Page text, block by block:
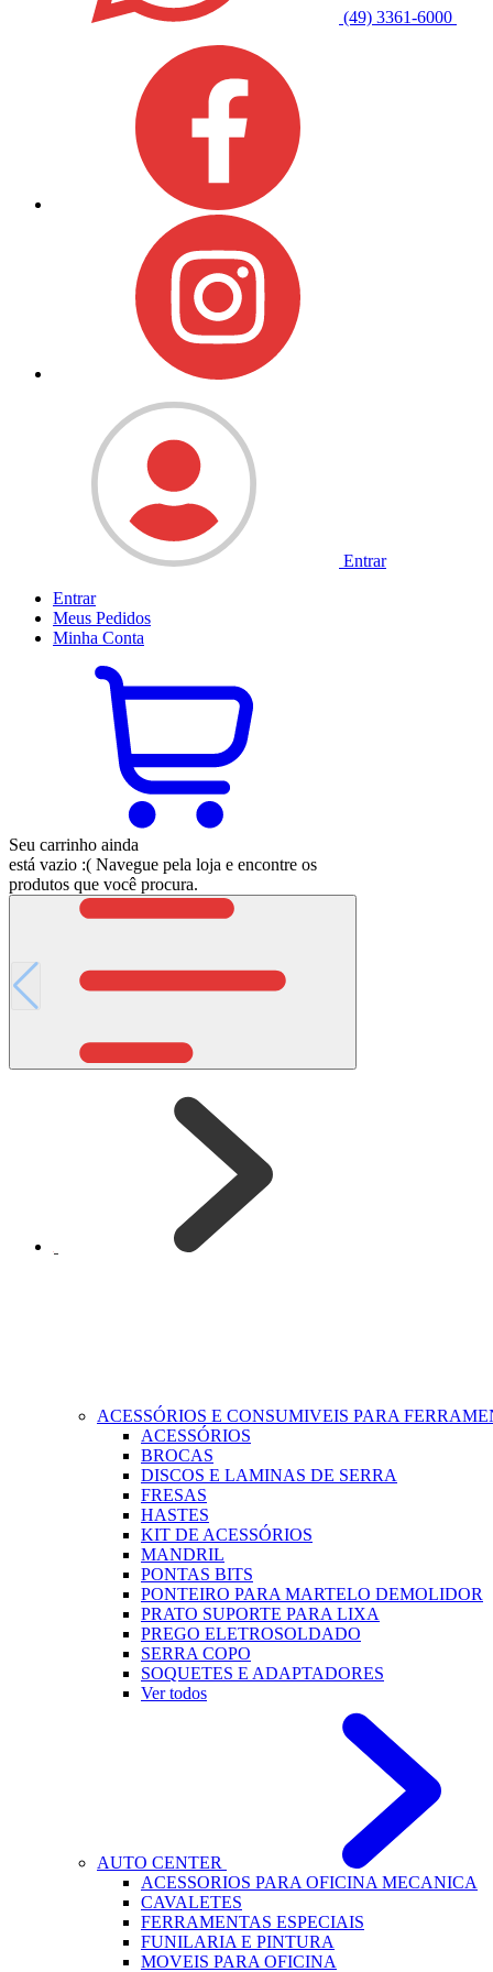
(49) 3361-6000
Entrar
Entrar
Meus Pedidos
Minha Conta
Seu carrinho ainda
está vazio :( Navegue pela loja e encontre os
produtos que você procura.
ACESSÓRIOS E CONSUMIVEIS PARA
ACESSÓRIOS
BROCAS
DISCOS E LAMINAS DE SERRA
FRESAS
HASTES
KIT DE ACESSÓRIOS
MANDRIL
PONTAS BITS
PONTEIRO PARA MARTELO DEMOLIDOR
PRATO SUPORTE PARA LIXA
PREGO ELETROSOLDADO
SERRA COPO
SOQUETES E ADAPTADORES
Ver todos
AUTO CENTER
ACESSORIOS PARA OFICINA MECANICA
CAVALETES
FERRAMENTAS ESPECIAIS
FUNILARIA E PINTURA
MOVEIS PARA OFICINA